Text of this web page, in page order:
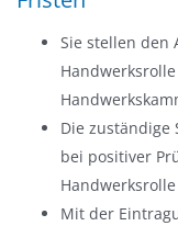
Sie stellen den
Die
bei positiver
Mit der